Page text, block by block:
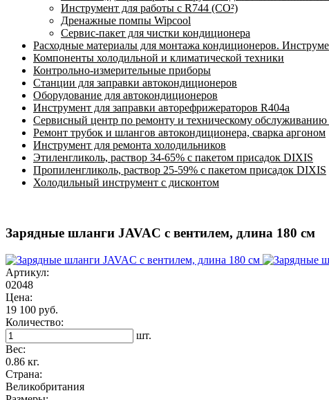
Инструмент для работы с R744 (CO²)
Дренажные помпы Wipcool
Сервис-пакет для чистки кондиционера
Расходные материалы для монтажа кондиционеров.
Компоненты холодильной и климатической техники
Контрольно-измерительные приборы
Станции для заправки автокондиционеров
Оборудование для автокондиционеров
Инструмент для заправки авторефрижераторов R404a
Сервисный центр по ремонту и техническому
Ремонт трубок и шлангов автокондиционера, сварка аргоном
Инструмент для ремонта холодильников
Этиленгликоль, раствор 34-65% с пакетом присадок DIXIS
Пропиленгликоль, раствор 25-59% с пакетом присадок DIXIS
Холодильный инструмент с дисконтом
Зарядные шланги JAVAC с вентилем, длина 180 см
Артикул:
02048
Цена:
19 100 руб.
Количество:
шт.
Вес:
0.86 кг.
Страна:
Великобритания